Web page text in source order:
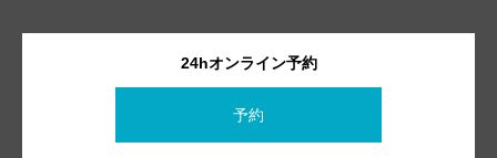
24hオンライン予約
予約